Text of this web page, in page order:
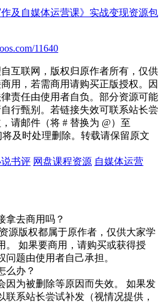
作及自媒体运营课》实战变现资源包
11640
互联网，版权归原作者所有，仅供
用，若需商用请购买正版授权。因
责任由使用者自负。部分资源可能
行甄别。若链接失效可联系站长尝
请邮件（将 # 替换为 @）至
将及时处理删除。转载请保留原文
书评 网盘课程资源 自媒体运营
拿去商用吗？
源版权都属于原作者，仅供大家学
。 如果要商用，请购买或获得授
问题由使用者自己承担。
么办？
因为被删除等原因而失效。 如果发
联系站长尝试补发（视情况提供，